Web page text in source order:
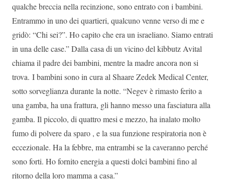
qualche breccia nella recinzione, sono entrato con i bambini.
Entrammo in uno dei quartieri, qualcuno venne verso di me e
gridò: “Chi sei?”. Ho capito che era un israeliano. Siamo entrati
in una delle case.” Dalla casa di un vicino del kibbutz Avital
chiama il padre dei bambini, mentre la madre ancora non si
trova. I bambini sono in cura al Shaare Zedek Medical Center,
sotto sorveglianza durante la notte. “Negev è rimasto ferito a
una gamba, ha una frattura, gli hanno messo una fasciatura alla
gamba. Il piccolo, di quattro mesi e mezzo, ha inalato molto
fumo di polvere da sparo , e la sua funzione respiratoria non è
eccezionale. Ha la febbre, ma entrambi se la caveranno perché
sono forti. Ho fornito energia a questi dolci bambini fino al
ritorno della loro mamma a casa.”